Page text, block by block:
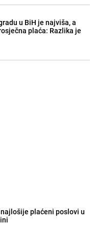
u BiH je najviša, a
plaća: Razlika je
plaćeni poslovi u